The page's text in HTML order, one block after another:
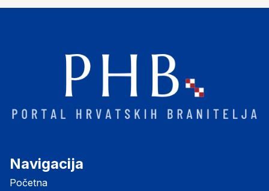
Navigacija
Početna